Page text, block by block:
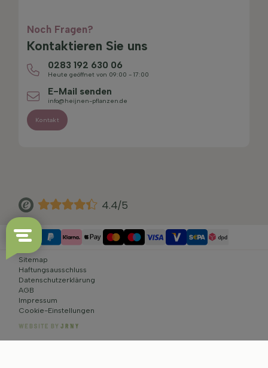
Noch Fragen?
Kontaktieren Sie uns
0283 192 630 06
Heute geöffnet von 09:00 - 17:00
E-Mail senden
info@heijnen-pflanzen.de
Kontakt
4.4/5
Sitemap
Haftungsausschluss
Datenschutzerklärung
AGB
Impressum
Cookie-Einstellungen